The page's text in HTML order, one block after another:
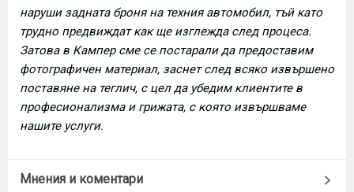
наруши задната броня на техния автомобил, тъй като
трудно предвиждат как ще изглежда след процеса.
Затова в Кампер сме се постарали да предоставим
фотографичен материал, заснет след всяко извършено
поставяне на теглич, с цел да убедим клиентите в
професионализма и грижата, с която извършваме
нашите услуги.
Мнения и коментари